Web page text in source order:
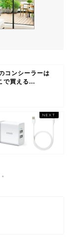
コンシーラーは
で買える...